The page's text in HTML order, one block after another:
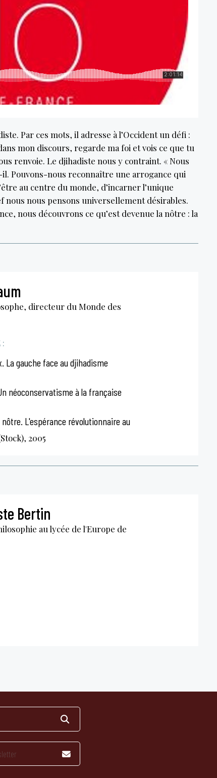
Par ces mots, il adresse à l’Occident un défi :
mon discours, regarde ma foi et vois ce que tu
renvoie. Le djihadiste nous y contraint. « Nous
Pouvons-nous reconnaître une arrogance qui
au centre du monde, d’incarner l’unique
nous pensons universellement désirables.
nous découvrons ce qu’est devenue la nôtre : la
directeur du Monde des
La gauche face au djihadisme
néoconservatisme à la française
L'espérance révolutionnaire au
2005
Bertin
au lycée de l'Europe de